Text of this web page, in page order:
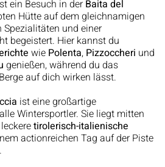
ein Besuch in der Baita del
Hütte auf dem gleichnamigen
Spezialitäten und einer
begeistert. Hier kannst du
wie Polenta, Pizzoccheri und
genießen, während du das
auf dich wirken lässt.
ist eine großartige
Wintersportler. Sie liegt mitten
tirolerisch-italienische
actionreichen Tag auf der Piste